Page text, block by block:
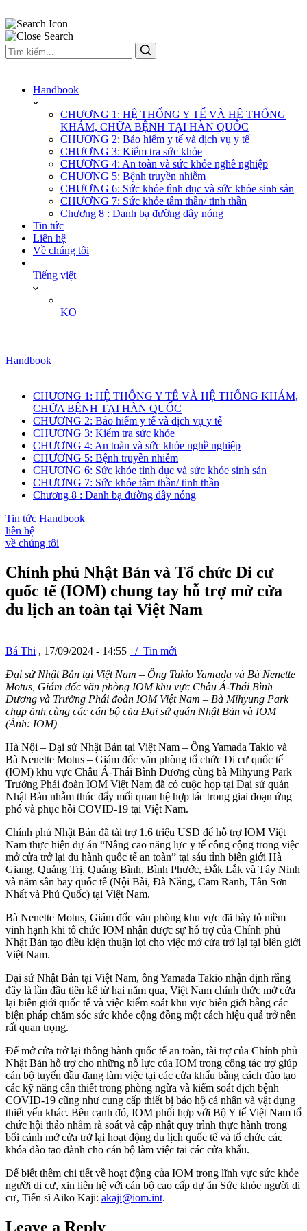
Handbook
CHƯƠNG 1: HỆ THỐNG Y TẾ VÀ HỆ THỐNG
KHÁM, CHỮA BỆNH TẠI HÀN QUỐC
CHƯƠNG 2: Bảo hiểm y tế và dịch vụ y tế
CHƯƠNG 3: Kiểm tra sức khỏe
CHƯƠNG 4: An toàn và sức khỏe nghề nghiệp
CHƯƠNG 5: Bệnh truyền nhiễm
CHƯƠNG 6: Sức khỏe tình dục và sức khỏe sinh sản
CHƯƠNG 7: Sức khỏe tâm thần/ tinh thần
Chương 8 : Danh bạ đường dây nóng
Tin tức
Liên hệ
Về chúng tôi
Tiếng việt
KO
Handbook
CHƯƠNG 1: HỆ THỐNG Y TẾ VÀ HỆ THỐNG KHÁM,
CHỮA BỆNH TẠI HÀN QUỐC
CHƯƠNG 2: Bảo hiểm y tế và dịch vụ y tế
CHƯƠNG 3: Kiểm tra sức khỏe
CHƯƠNG 4: An toàn và sức khỏe nghề nghiệp
CHƯƠNG 5: Bệnh truyền nhiễm
CHƯƠNG 6: Sức khỏe tình dục và sức khỏe sinh sản
CHƯƠNG 7: Sức khỏe tâm thần/ tinh thần
Chương 8 : Danh bạ đường dây nóng
Tin tức Handbook
liên hệ
về chúng tôi
Chính phủ Nhật Bản và Tổ chức Di cư
quốc tế (IOM) chung tay hỗ trợ mở cửa
du lịch an toàn tại Việt Nam
Bá Thi , 17/09/2024 - 14:55
/ Tin mới
Đại sứ Nhật Bản tại Việt Nam – Ông Takio Yamada và Bà Nenette
Motus, Giám đốc văn phòng IOM khu vực Châu Á-Thái Bình
Dương và Trưởng Phái đoàn IOM Việt Nam – Bà Mihyung Park
chụp ảnh cùng các cán bộ của Đại sứ quán Nhật Bản và IOM
(Ảnh: IOM)
Hà Nội – Đại sứ Nhật Bản tại Việt Nam – Ông Yamada Takio và
Bà Nenette Motus – Giám đốc văn phòng tổ chức Di cư quốc tế
(IOM) khu vực Châu Á-Thái Bình Dương cùng bà Mihyung Park –
Trưởng Phái đoàn IOM Việt Nam đã có cuộc họp tại Đại sứ quán
Nhật Bản nhằm thúc đẩy mối quan hệ hợp tác trong giai đoạn ứng
phó và phục hồi COVID-19 tại Việt Nam.
Chính phủ Nhật Bản đã tài trợ 1.6 triệu USD để hỗ trợ IOM Việt
Nam thực hiện dự án “Nâng cao năng lực y tế công cộng trong việc
mở cửa trở lại du hành quốc tế an toàn” tại sáu tỉnh biên giới Hà
Giang, Quảng Trị, Quảng Bình, Bình Phước, Đắk Lắk và Tây Ninh
và năm sân bay quốc tế (Nội Bài, Đà Nẵng, Cam Ranh, Tân Sơn
Nhất và Phú Quốc) tại Việt Nam.
Bà Nenette Motus, Giám đốc văn phòng khu vực đã bày tỏ niềm
vinh hạnh khi tổ chức IOM nhận được sự hỗ trợ của Chính phủ
Nhật Bản tạo điều kiện thuận lợi cho việc mở cửa trở lại tại biên giới
Việt Nam.
Đại sứ Nhật Bản tại Việt Nam, ông Yamada Takio nhận định rằng
đây là lần đầu tiên kể từ hai năm qua, Việt Nam chính thức mở cửa
lại biên giới quốc tế và việc kiểm soát khu vực biên giới bằng các
biện pháp chăm sóc sức khỏe cộng đồng một cách hiệu quả trở nên
rất quan trọng.
Để mở cửa trở lại thông hành quốc tế an toàn, tài trợ của Chính phủ
Nhật Bản hỗ trợ cho những nỗ lực của IOM trong công tác trợ giúp
cán bộ tuyến đầu đang làm việc tại các cửa khẩu bằng cách đào tạo
các kỹ năng cần thiết trong phòng ngừa và kiểm soát dịch bệnh
COVID-19 cũng như cung cấp thiết bị bảo hộ cá nhân và vật dụng
thiết yếu khác. Bên cạnh đó, IOM phối hợp với Bộ Y tế Việt Nam tổ
chức hội thảo nhằm rà soát và cập nhật quy trình thực hành trong
bối cảnh mở cửa trở lại hoạt động du lịch quốc tế và tổ chức các
khóa đào tạo dành cho cán bộ làm việc tại các cửa khẩu.
Để biết thêm chi tiết về hoạt động của IOM trong lĩnh vực sức khỏe
người di cư, xin liên hệ với cán bộ cao cấp dự án Sức khỏe người di
cư, Tiến sĩ Aiko Kaji: akaji@iom.int.
Leave a Reply